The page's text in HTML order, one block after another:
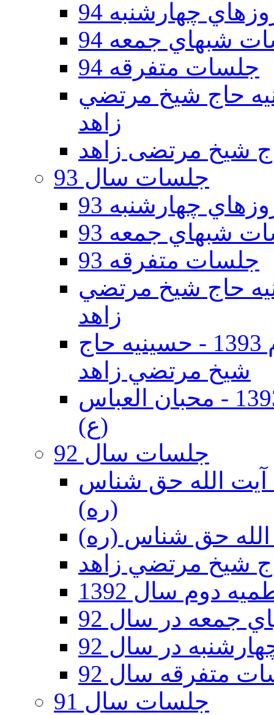
چهارشنبه 94
شبهاي جمعه 94
جلسات متفرقه 94
دوم 94 - حسينيه حاج شيخ مرتضي
زاهد
جلسات سال 93
چهارشنبه 93
شبهاي جمعه 93
جلسات متفرقه 93
دوم 93 - حسينيه حاج شيخ مرتضي
زاهد
جلسات دهه اول محرم الحرام 1393 - حسينيه حاج
شيخ مرتضي زاهد
جلسات دهه اول محرم الحرام 1393 - محبان العباس
(ع)
جلسات سال 92
92 - حسينيه آيت الله حق شناس
(ره)
دوم سال 1392
جمعه در سال 92
در سال 92
متفرقه سال 92
جلسات سال 91